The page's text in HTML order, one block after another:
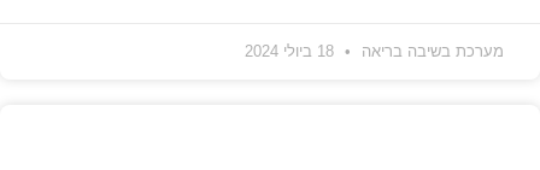
מערכת בשיבה בריאה